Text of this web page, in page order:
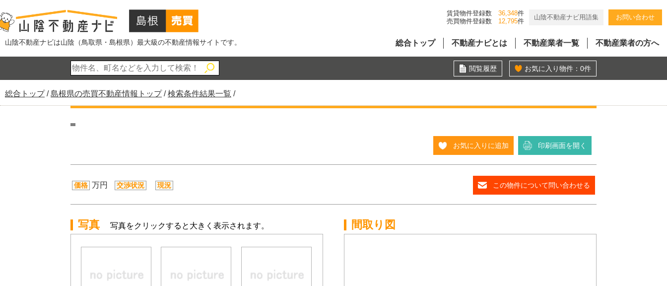
山陰不動産ナビは山陰（鳥取県・島根県）最大級の不動産情報サイトです。
賃貸物件登録数 36,348件
売買物件登録数
12,795件
山陰不動産ナビ用語集 お問い合わせ
総合トップ 不動産ナビとは 不動産業者一覧 不動産業者の方へ
閲覧履歴 お気に入り物件： 0件
現
在
総合トップ/島根県の売買不動産情報トップ/検索条件結果一覧 /
お気に入りに追加 印刷画面を開く
価格 万円 交渉状況 現況 この物件について問い合わせる
写真 写真をクリックすると大きく表示されます。 間取り図